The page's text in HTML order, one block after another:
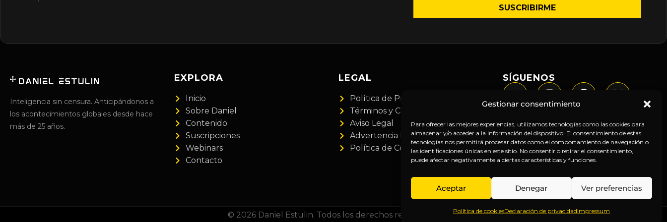
Gestionar consentimiento
Para ofrecer las mejores experiencias, utilizamos tecnologías como las cookies para
almacenar y/o acceder a la información del dispositivo. El consentimiento de estas
tecnologías nos permitirá procesar datos como el comportamiento de navegación o
las identificaciones únicas en este sitio. No consentir o retirar el consentimiento,
puede afectar negativamente a ciertas características y funciones.
Aceptar Denegar Ver preferencias
Política de cookiesDeclaración de privacidadImpressum
Inteligencia sin censura. Anticipándonos a
los acontecimientos globales desde hace
más de 25 años.
EXPLORA
Inicio
Sobre Daniel
Contenido
Suscripciones
Webinars
Contacto
LEGAL
Política de Privacidad
Términos y Condiciones
Aviso Legal
Advertencia Financiera
Política de Cookies
SÍGUENOS
© 2026 Daniel Estulin. Todos los derechos reservados.